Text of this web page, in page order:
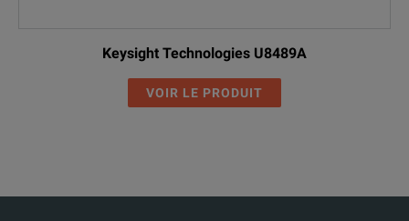
Keysight Technologies U8489A
VOIR LE PRODUIT